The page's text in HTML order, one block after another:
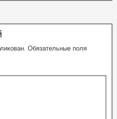
Обязательные поля